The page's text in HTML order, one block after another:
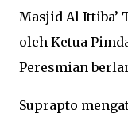
Masjid Al
oleh Ketua
Peresmian
Suprapto